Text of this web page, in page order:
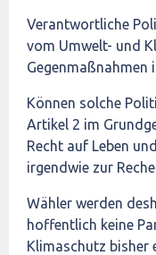
Verantwortliche
vom Umwelt- und
Gegenmaßnahmen
Können solche
Artikel 2 im
Recht auf Leben
irgendwie zur
Wähler werden
hoffentlich keine
Klimaschutz bisher